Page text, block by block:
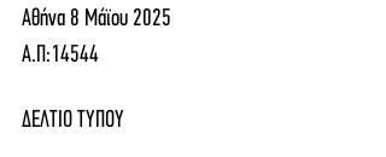
Αθήνα 8 Μάϊου 2025
Α.Π:14544
ΔΕΛΤΙΟ ΤΥΠΟΥ